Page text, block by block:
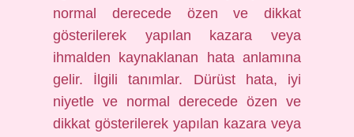
normal derecede özen ve dikkat
gösterilerek yapılan kazara veya
ihmalden kaynaklanan hata anlamına
gelir. İlgili tanımlar. Dürüst hata, iyi
niyetle ve normal derecede özen ve
dikkat gösterilerek yapılan kazara veya